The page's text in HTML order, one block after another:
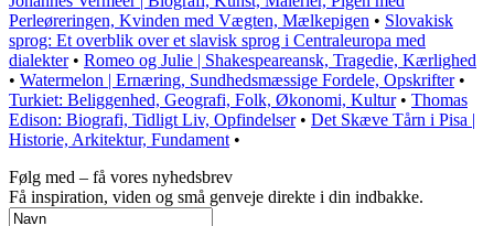
Perleøreringen, Kvinden med Vægten, Mælkepigen • Slovakisk
sprog: Et overblik over et slavisk sprog i Centraleuropa med
dialekter• Romeo og Julie | Shakespeareansk, Tragedie, Kærlighed
• Watermelon | Ernæring, Sundhedsmæssige Fordele, Opskrifter•
Turkiet: Beliggenhed, Geografi, Folk, Økonomi, Kultur• Thomas
Edison: Biografi, Tidligt Liv, Opfindelser• Det Skæve Tårn i Pisa |
Historie, Arkitektur, Fundament •
Følg med – få vores nyhedsbrev
Få inspiration, viden og små genveje direkte i din indbakke.